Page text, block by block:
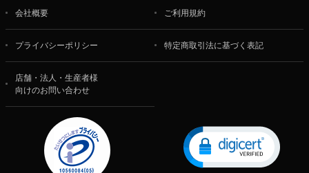
会社概要 ご利用規約
プライバシーポリシー 特定商取引法に基づく表記
店舗・法人・生産者様
向けのお問い合わせ